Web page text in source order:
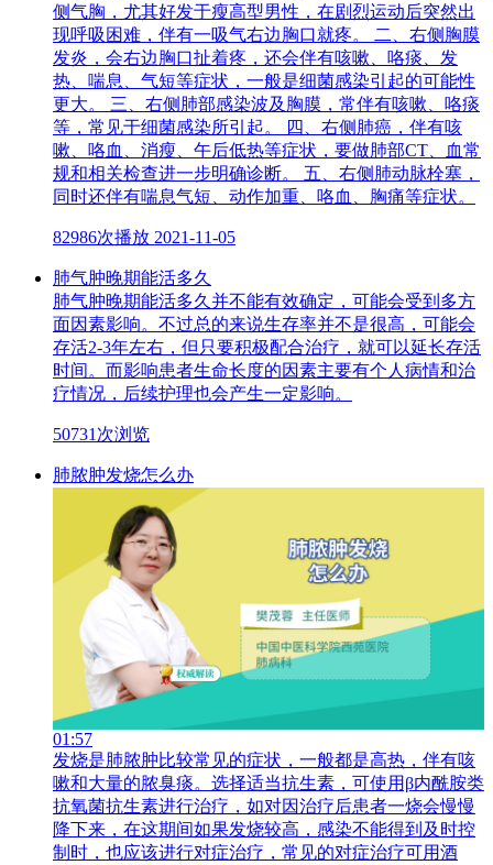
侧气胸，尤其好发于瘦高型男性，在剧烈运动后突然出
现呼吸困难，伴有一吸气右边胸口就疼。 二、右侧胸膜
发炎，会右边胸口扯着疼，还会伴有咳嗽、咯痰、发
热、喘息、气短等症状，一般是细菌感染引起的可能性
更大。 三、右侧肺部感染波及胸膜，常伴有咳嗽、咯痰
等，常见于细菌感染所引起。 四、右侧肺癌，伴有咳
嗽、咯血、消瘦、午后低热等症状，要做肺部CT、血常
规和相关检查进一步明确诊断。 五、右侧肺动脉栓塞，
同时还伴有喘息气短、动作加重、咯血、胸痛等症状。
82986次播放 2021-11-05
肺气肿晚期能活多久
肺气肿晚期能活多久并不能有效确定，可能会受到多方
面因素影响。不过总的来说生存率并不是很高，可能会
存活2-3年左右，但只要积极配合治疗，就可以延长存活
时间。而影响患者生命长度的因素主要有个人病情和治
疗情况，后续护理也会产生一定影响。
50731次浏览
肺脓肿发烧怎么办
01:57
发烧是肺脓肿比较常见的症状，一般都是高热，伴有咳
嗽和大量的脓臭痰。选择适当抗生素，可使用β内酰胺类
抗氧菌抗生素进行治疗，如对因治疗后患者一烧会慢慢
降下来，在这期间如果发烧较高，感染不能得到及时控
制时，也应该进行对症治疗，常见的对症治疗可用酒